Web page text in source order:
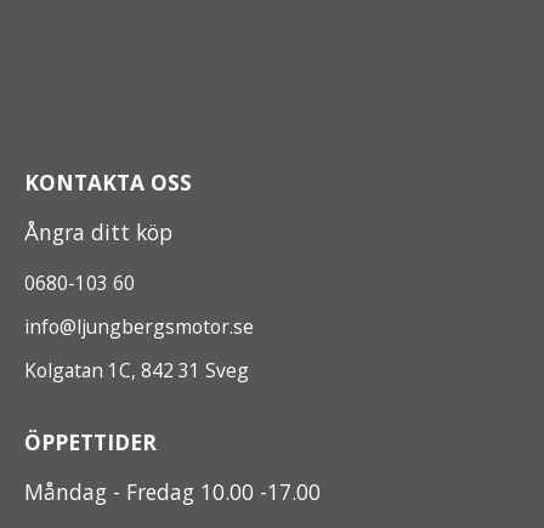
KONTAKTA OSS
Ångra ditt köp
0680-103 60
info@ljungbergsmotor.se
Kolgatan 1C, 842 31 Sveg
ÖPPETTIDER
Måndag - Fredag 10.00 -17.00